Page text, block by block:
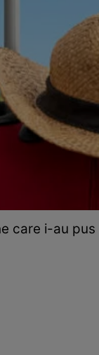
care i-au